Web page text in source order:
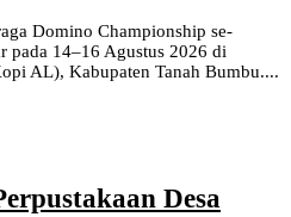
Domino Championship se-
pada 14–16 Agustus 2026 di
AL), Kabupaten Tanah Bumbu....
Desa